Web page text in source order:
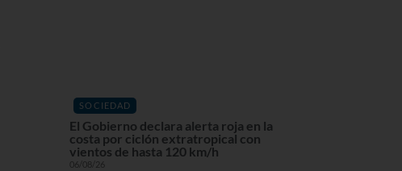
SOCIEDAD
El Gobierno declara alerta roja en la
costa por ciclón extratropical con
vientos de hasta 120 km/h
06/08/26